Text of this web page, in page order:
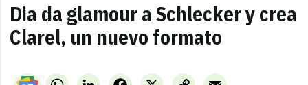
Dia da glamour a Schlecker y crea
Clarel, un nuevo formato
WhatsAppLinkedIn X
Facebook
Copy
Email